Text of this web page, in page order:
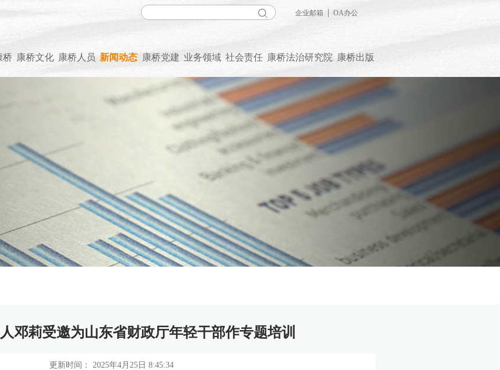
企业邮箱 | OA办公
桥 康桥文化 康桥人员 新闻动态 康桥党建 业务领域 社会责任 康桥法治研究院 康桥出版
邓莉受邀为山东省财政厅年轻干部作专题培训
更新时间： 2025年4月25日 8:45:34